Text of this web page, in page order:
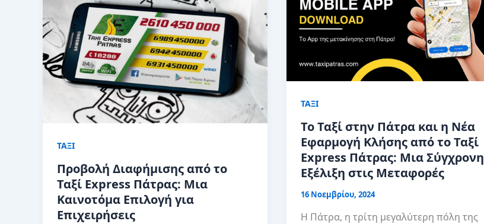
ΤΑΞΙ
Προβολή Διαφήμισης από το
Ταξί Express Πάτρας: Μια
Καινοτόμα Επιλογή για
Επιχειρήσεις
ΤΑΞΙ
Το Ταξί στην Πάτρα και η Νέα
Εφαρμογή Κλήσης από το Ταξί
Express Πάτρας: Μια Σύγχρονη
Εξέλιξη στις Μεταφορές
16 Νοεμβρίου, 2024
Η Πάτρα, η τρίτη μεγαλύτερη πόλη της